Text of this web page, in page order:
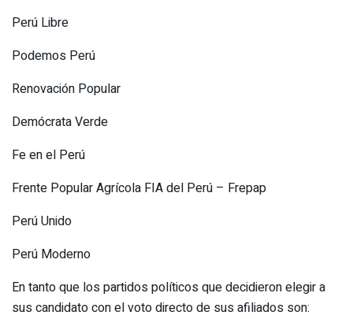
Perú Libre
Podemos Perú
Renovación Popular
Demócrata Verde
Fe en el Perú
Frente Popular Agrícola FIA del Perú – Frepap
Perú Unido
Perú Moderno
En tanto que los partidos políticos que decidieron elegir a
sus candidato con el voto directo de sus afiliados son: